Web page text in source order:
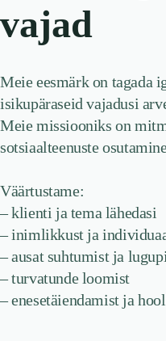
vajad
Meie eesmärk on tagada
isikupäraseid vajadusi
Meie missiooniks on
sotsiaalteenuste
Väärtustame:
– klienti ja tema lähedasi
– inimlikkust ja
– ausat suhtumist ja
– turvatunde loomist
– enesetäiendamist ja